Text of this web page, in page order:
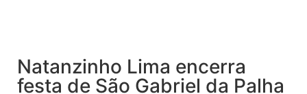
Natanzinho Lima encerra
festa de São Gabriel da Palha